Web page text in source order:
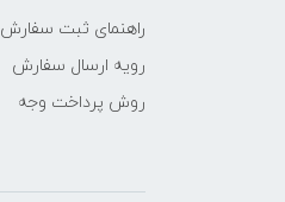
راهنمای ثبت سفارش
رویه ارسال سفارش
روش پرداخت وجه